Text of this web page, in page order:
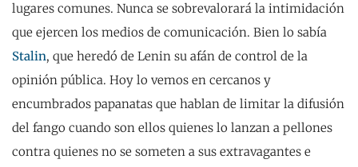
lugares comunes. Nunca se sobrevalorará la intimidación
que ejercen los medios de comunicación. Bien lo sabía
Stalin, que heredó de Lenin su afán de control de la
opinión pública. Hoy lo vemos en cercanos y
encumbrados papanatas que hablan de limitar la difusión
del fango cuando son ellos quienes lo lanzan a pellones
contra quienes no se someten a sus extravagantes e